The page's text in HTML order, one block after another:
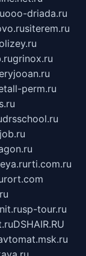
ooo-driada.ru
siterem.ru
grinox.ru
perm.ru
drsschool.ru
rti.com.ru
sp-tour.ru
DSHAIR.RU